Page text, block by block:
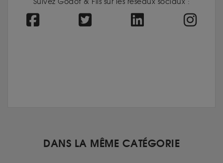
Suivez Godot & Fils sur les réseaux sociaux :
DANS LA MÊME CATÉGORIE